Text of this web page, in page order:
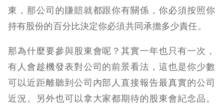
東，那公司的賺賠就都跟你有關係，你必須按照你
持有股份的百分比決定你必須共同承擔多少責任。
那為什麼要參與股東會呢？其實一年也只有一次，
有人會趁機發表對公司的前景看法，這也是你少數
可以近距離聽到公司內部人直接報告最真實的公司
近況。另外也可以拿大家都期待的股東會紀念品。